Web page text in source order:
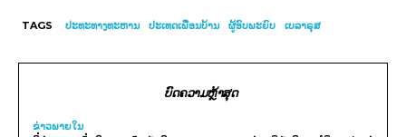
TAGS ປະທະທາງທະຫານ ປະເທດເພື່ອນບ້ານ ຜູ້ອົບພະຍົບ ເບລາຣຸສ
ບົດຄວາມຫຼ້າສຸດ
ຂ່າວພາຍ​ໃນ